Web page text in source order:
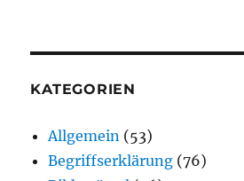
KATEGORIEN
Allgemein (53)
Begriffserklärung (76)